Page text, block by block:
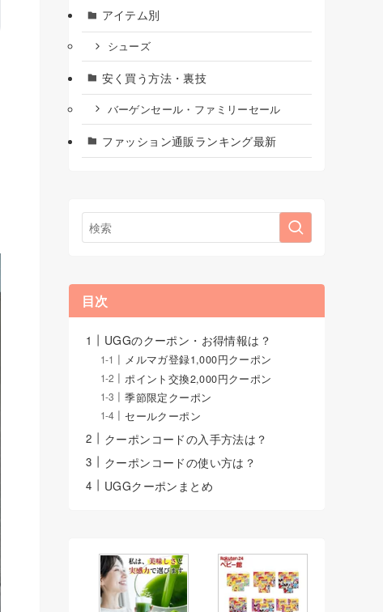
アイテム別
シューズ
安く買う方法・裏技
バーゲンセール・ファミリーセール
ファッション通販ランキング最新
目次
UGGのクーポン・お得情報は？
メルマガ登録1,000円クーポン
ポイント交換2,000円クーポン
季節限定クーポン
セールクーポン
クーポンコードの入手方法は？
クーポンコードの使い方は？
UGGクーポンまとめ